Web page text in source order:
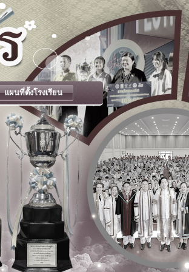
แผนที่ตั้งโรงเรียน